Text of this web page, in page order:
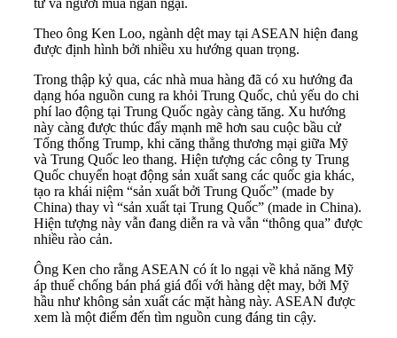
Theo ông Ken Loo, ngành dệt may tại ASEAN hiện đang
được định hình bởi nhiều xu hướng quan trọng.
Trong thập kỷ qua, các nhà mua hàng đã có xu hướng đa
dạng hóa nguồn cung ra khỏi Trung Quốc, chủ yếu do chi
phí lao động tại Trung Quốc ngày càng tăng. Xu hướng
này càng được thúc đẩy mạnh mẽ hơn sau cuộc bầu cử
Tổng thống Trump, khi căng thẳng thương mại giữa Mỹ
và Trung Quốc leo thang. Hiện tượng các công ty Trung
Quốc chuyển hoạt động sản xuất sang các quốc gia khác,
tạo ra khái niệm “sản xuất bởi Trung Quốc” (made by
China) thay vì “sản xuất tại Trung Quốc” (made in China).
Hiện tượng này vẫn đang diễn ra và vẫn “thông qua” được
nhiều rào cản.
Ông Ken cho rằng ASEAN có ít lo ngại về khả năng Mỹ
áp thuế chống bán phá giá đối với hàng dệt may, bởi Mỹ
hầu như không sản xuất các mặt hàng này. ASEAN được
xem là một điểm đến tìm nguồn cung đáng tin cậy.